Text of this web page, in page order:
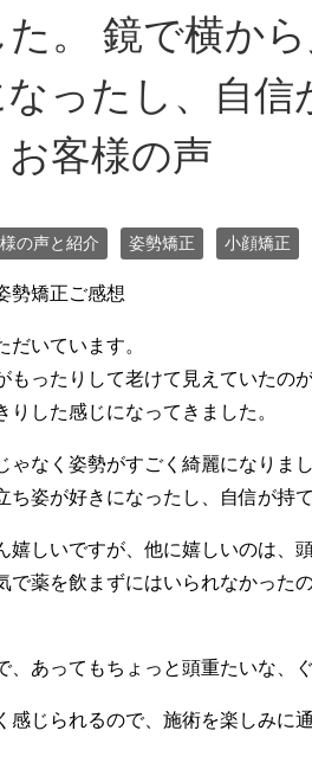
。 鏡で横か
ったし、自信
客様の声
の声と紹介 姿勢矯正 小顔矯正
矯正ご感想
だいています。
もったりして老けて見えていたの
りした感じになってきました。
ゃなく姿勢がすごく綺麗になりまし
ち姿が好きになったし、自信が持
嬉しいですが、他に嬉しいのは、
で薬を飲まずにはいられなかった
、あってもちょっと頭重たいな、ぐ
感じられるので、施術を楽しみに